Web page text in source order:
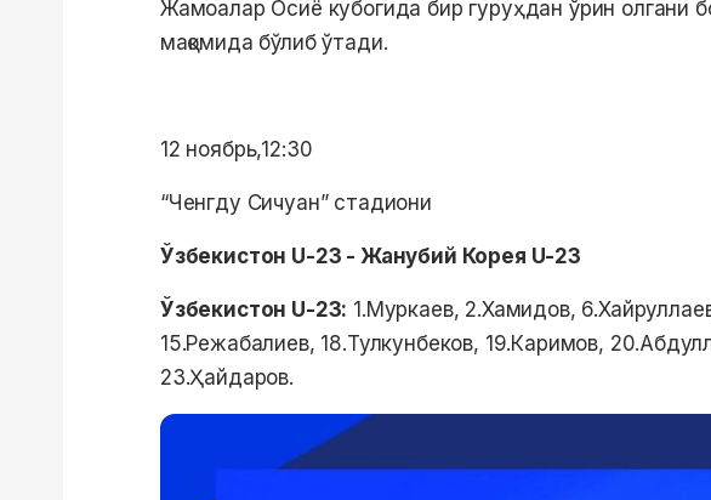
Жамоалар Осиё кубогида бир гуруҳдан ўрин олгани
мақомида бўлиб ўтади.
12 ноябрь,12:30
“Ченгду Сичуан” стадиони
Ўзбекистон U-23 - Жанубий Корея U-23
Ўзбекистон U-23: 1.Муркаев, 2.Хамидов,
15.Режабалиев, 18.Тулкунбеков, 19.Каримов,
23.Ҳайдаров.